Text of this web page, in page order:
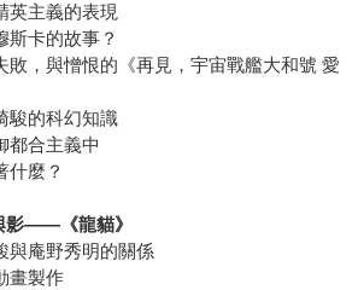
英主義的表現
斯卡的故事？
敗，與憎恨的《再見，宇宙戰艦大和號 愛
駿的科幻知識
都合主義中
什麼？
影——《龍貓》
與庵野秀明的關係
畫製作